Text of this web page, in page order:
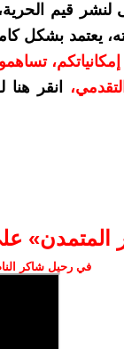
قيم الحرية،
يعتمد بشكل
حسب
،
انقر
المتمدن»
في رحيل شاكر